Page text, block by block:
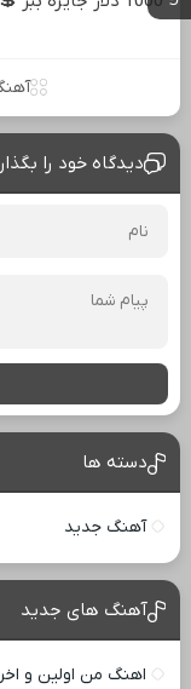
دیدگاه خود را
دسته ها
آهنگ جدید
آهنگ های جدید
اهنگ من اولین و